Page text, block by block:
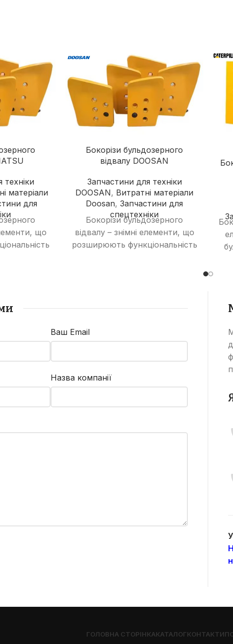
техніки
матеріали
для
що
Бокорізи бульдозерного
відвалу DOOSAN
Запчастини для техніки
DOOSAN, Витратні матеріали
Doosan, Запчастини для
спецтехніки
Бокорізи бульдозерного
відвалу – знімні елементи, що
розширюють функціональність
Ваш Email
Назва компанії
ГОЛОВНА СТОРІНКАКАТАЛОГКОНТАКТИ